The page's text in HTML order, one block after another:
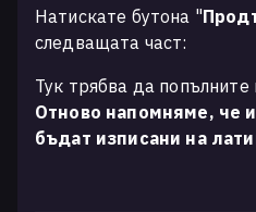
Натискате бутона "
следващата част:
Тук трябва да
Отново напомняме, че
бъдат изписани на